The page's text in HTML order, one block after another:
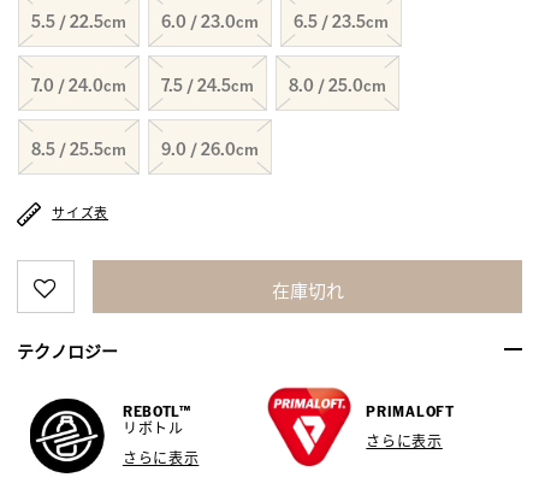
5.5 / 22.5cm 6.0 / 23.0cm 6.5 / 23.5cm
7.0 / 24.0cm 7.5 / 24.5cm 8.0 / 25.0cm
8.5 / 25.5cm 9.0 / 26.0cm
サイズ表
在庫切れ
テクノロジー
REBOTL™
リボトル
さらに表示
PRIMALOFT
さらに表示